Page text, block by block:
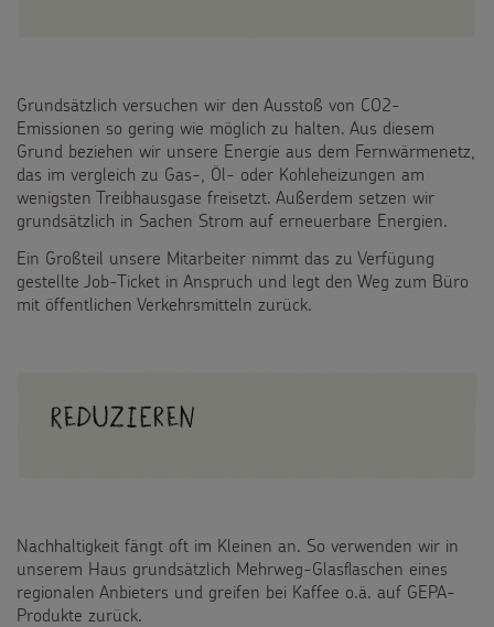
Grundsätzlich versuchen wir den Ausstoß von CO2-
Emissionen so gering wie möglich zu halten. Aus diesem
Grund beziehen wir unsere Energie aus dem Fernwärmenetz,
das im vergleich zu Gas-, Öl- oder Kohleheizungen am
wenigsten Treibhausgase freisetzt. Außerdem setzen wir
grundsätzlich in Sachen Strom auf erneuerbare Energien.
Ein Großteil unsere Mitarbeiter nimmt das zu Verfügung
gestellte Job-Ticket in Anspruch und legt den Weg zum Büro
mit öffentlichen Verkehrsmitteln zurück.
Reduzieren
Nachhaltigkeit fängt oft im Kleinen an. So verwenden wir in
unserem Haus grundsätzlich Mehrweg-Glasflaschen eines
regionalen Anbieters und greifen bei Kaffee o.ä. auf GEPA-
Produkte zurück.